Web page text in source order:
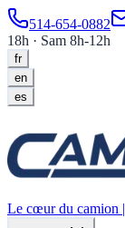
514-654-0882
18h · Sam 8h-12h
fr
en
es
Le cœur du camion |